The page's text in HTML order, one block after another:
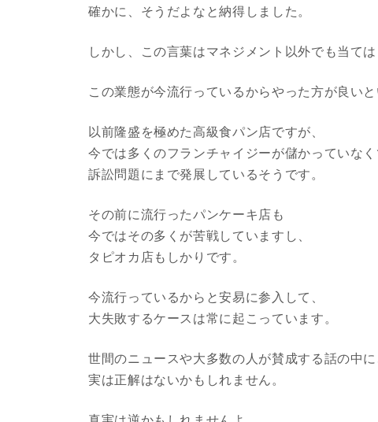
確かに、そうだよなと納得しました。
しかし、この言葉はマネジメント以外でも当ては
この業態が今流行っているからやった方が良いと
以前隆盛を極めた高級食パン店ですが、
今では多くのフランチャイジーが儲かっていなく
訴訟問題にまで発展しているそうです。
その前に流行ったパンケーキ店も
今ではその多くが苦戦していますし、
タピオカ店もしかりです。
今流行っているからと安易に参入して、
大失敗するケースは常に起こっています。
世間のニュースや大多数の人が賛成する話の中に
実は正解はないかもしれません。